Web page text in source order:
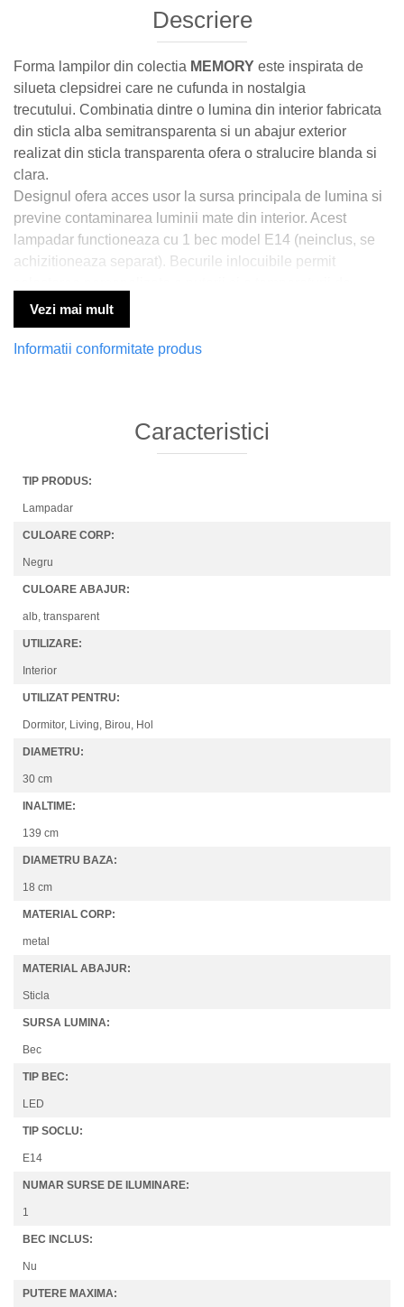
Descriere
Forma lampilor din colectia MEMORY este inspirata de
silueta clepsidrei care ne cufunda in nostalgia
trecutului. Combinatia dintre o lumina din interior fabricata
din sticla alba semitransparenta si un abajur exterior
realizat din sticla transparenta ofera o stralucire blanda si
clara.
Designul ofera acces usor la sursa principala de lumina si
previne contaminarea luminii mate din interior. Acest
lampadar functioneaza cu 1 bec model E14 (neinclus, se
achizitioneaza separat). Becurile inlocuibile permit
culoare.
* Va rugam sa verificati dimensiunea produsului pentru
DESCARCA INSTRUCTIUNI DE MONTAJ >>
DESCARCA FISA TEHNICA >>
Maytoni este o companie tanara, infiintata in anul 2009, in
Hamburg, Germania. Produsele companiei pot fi descrise
ca o combinatie perfecta intre stil, design unic, proportii
Vezi mai mult
Informatii conformitate produs
Caracteristici
TIP PRODUS:
Lampadar
CULOARE CORP:
Negru
CULOARE ABAJUR:
alb, transparent
UTILIZARE:
Interior
UTILIZAT PENTRU:
Dormitor, Living, Birou, Hol
DIAMETRU:
30 cm
INALTIME:
139 cm
DIAMETRU BAZA:
18 cm
MATERIAL CORP:
metal
MATERIAL ABAJUR:
Sticla
SURSA LUMINA:
Bec
TIP BEC:
LED
TIP SOCLU:
E14
NUMAR SURSE DE ILUMINARE:
1
BEC INCLUS:
Nu
PUTERE MAXIMA: